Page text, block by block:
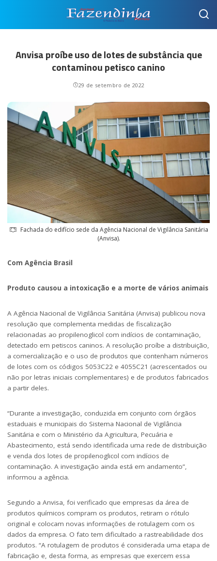
Anvisa proíbe uso de lotes de substância que
contaminou petisco canino
29 de setembro de 2022
Fachada do edifício sede da Agência Nacional de Vigilância Sanitária
(Anvisa).
Com Agência Brasil
Produto causou a intoxicação e a morte de vários animais
A Agência Nacional de Vigilância Sanitária (Anvisa) publicou nova
resolução que complementa medidas de fiscalização
relacionadas ao propilenoglicol com indícios de contaminação,
detectado em petiscos caninos. A resolução proíbe a distribuição,
a comercialização e o uso de produtos que contenham números
de lotes com os códigos 5053C22 e 4055C21 (acrescentados ou
não por letras iniciais complementares) e de produtos fabricados
a partir deles.
“Durante a investigação, conduzida em conjunto com órgãos
estaduais e municipais do Sistema Nacional de Vigilância
Sanitária e com o Ministério da Agricultura, Pecuária e
Abastecimento, está sendo identificada uma rede de distribuição
e venda dos lotes de propilenoglicol com indícios de
contaminação. A investigação ainda está em andamento”,
informou a agência.
Segundo a Anvisa, foi verificado que empresas da área de
produtos químicos compram os produtos, retiram o rótulo
original e colocam novas informações de rotulagem com os
dados da empresa. O fato tem dificultado a rastreabilidade dos
produtos. “A rotulagem de produtos é considerada uma etapa de
fabricação e, desta forma, as empresas que exercem essa